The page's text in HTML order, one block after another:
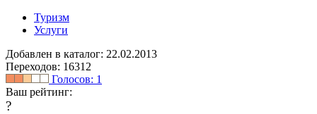
Туризм
Услуги
Добавлен в каталог: 22.02.2013
Переходов: 16312
Голосов: 1
Ваш рейтинг:
?